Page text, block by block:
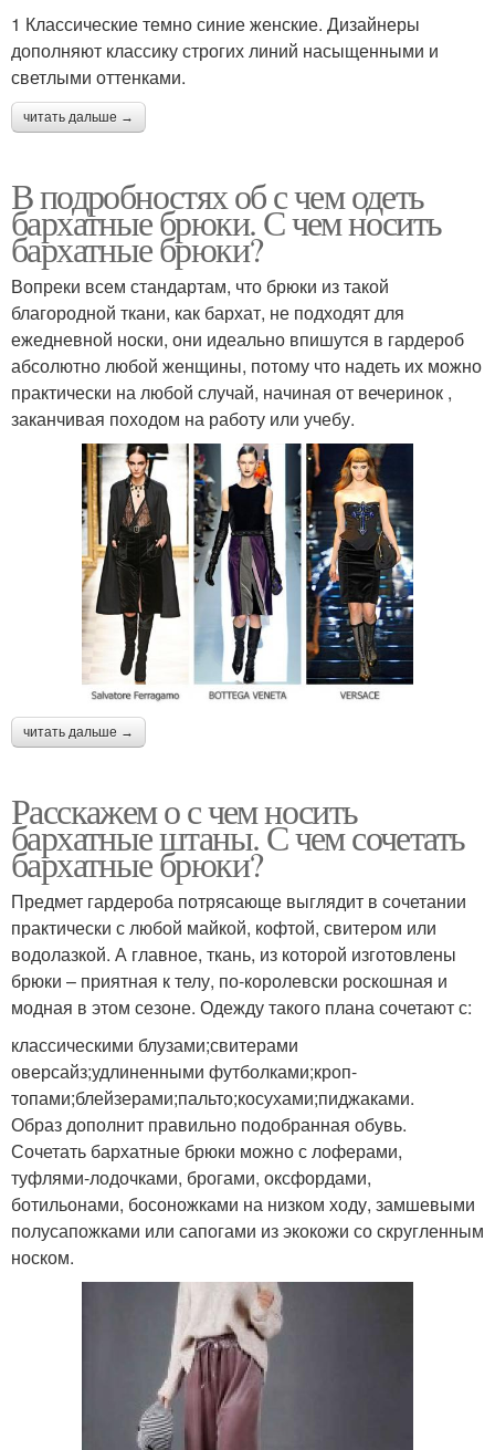
1 Классические темно синие женские. Дизайнеры
дополняют классику строгих линий насыщенными и
светлыми оттенками.
читать дальше →
В подробностях об с чем одеть
бархатные брюки. С чем носить
бархатные брюки?
Вопреки всем стандартам, что брюки из такой
благородной ткани, как бархат, не подходят для
ежедневной носки, они идеально впишутся в гардероб
абсолютно любой женщины, потому что надеть их можно
практически на любой случай, начиная от вечеринок ,
заканчивая походом на работу или учебу.
читать дальше →
Расскажем о с чем носить
бархатные штаны. С чем сочетать
бархатные брюки?
Предмет гардероба потрясающе выглядит в сочетании
практически с любой майкой, кофтой, свитером или
водолазкой. А главное, ткань, из которой изготовлены
брюки – приятная к телу, по-королевски роскошная и
модная в этом сезоне. Одежду такого плана сочетают с:
классическими блузами;свитерами
оверсайз;удлиненными футболками;кроп-
топами;блейзерами;пальто;косухами;пиджаками.
Образ дополнит правильно подобранная обувь.
Сочетать бархатные брюки можно с лоферами,
туфлями-лодочками, брогами, оксфордами,
ботильонами, босоножками на низком ходу, замшевыми
полусапожками или сапогами из экокожи со скругленным
носком.